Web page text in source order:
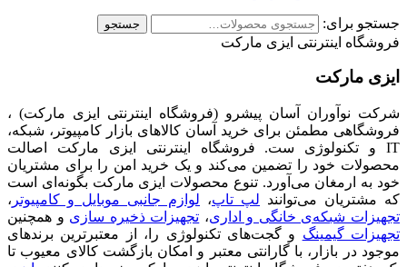
جستجو برای: جستجو
فروشگاه اینترنتی ایزی مارکت
ایزی مارکت
شرکت نوآوران آسان پیشرو (فروشگاه اینترنتی ایزی مارکت) ،
فروشگاهی مطمئن برای خرید آسان کالاهای بازار کامپیوتر، شبکه،
IT و تکنولوژی ست. فروشگاه اینترنتی ایزی مارکت اصالت
محصولات خود را تضمین می‌کند و یک خرید امن را برای مشتریان
خود به ارمغان می‌آورد. تنوع محصولات ایزی مارکت بگونه‌ای است
که مشتریان می‌توانند لپ تاپ، لوازم جانبی موبایل و کامپیوتر ،
تجهیزات شبکه‌ی خانگی و اداری، تجهیزات ذخیره سازی و همچنین
تجهیزات گیمینگ و گجت‌های تکنولوژی را، از معتبرترین برندهای
موجود در بازار، با گارانتی معتبر و امکان بازگشت کالای معیوب تا